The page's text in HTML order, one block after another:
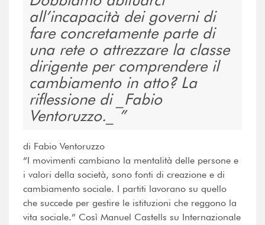
all’incapacità dei governi di
fare concretamente parte di
una rete o attrezzare la classe
dirigente per comprendere il
cambiamento in atto? La
riflessione di _Fabio
Ventoruzzo._
di Fabio Ventoruzzo
“I movimenti cambiano la mentalità delle persone e
i valori della società, sono fonti di creazione e di
cambiamento sociale. I partiti lavorano su quello
che succede per gestire le istituzioni che reggono la
vita sociale.” Così Manuel Castells su Internazionale